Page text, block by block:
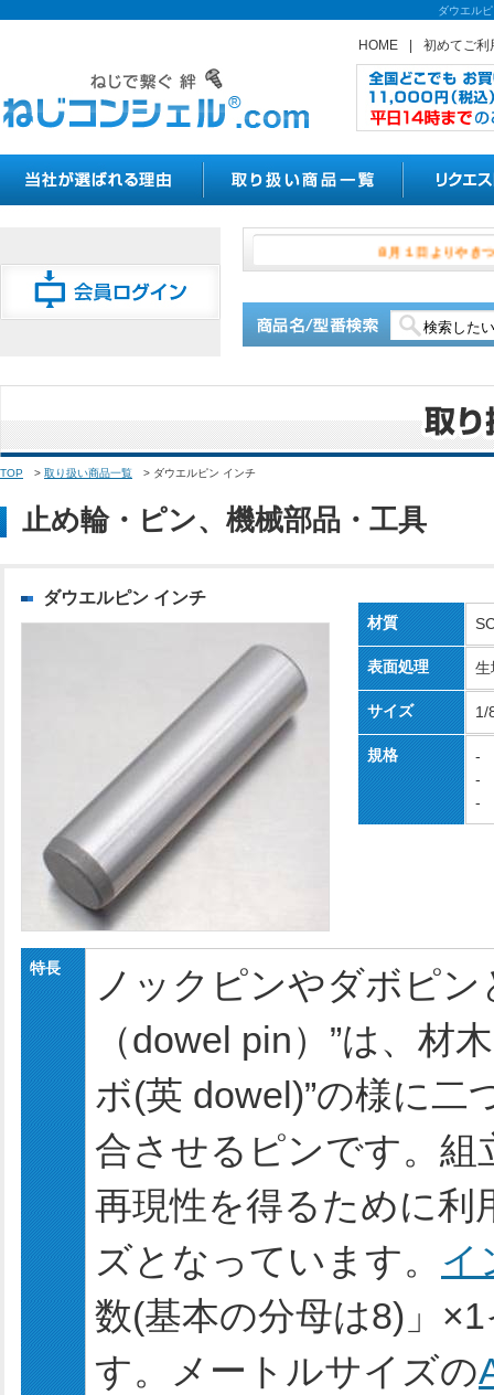
ダウエル
HOME 初めてご利
８月１日
TOP > 取り扱い商品一覧 > ダウエルピン インチ
止め輪・ピン、機械部品・工具
ダウエルピン インチ
材質
表面処理 生
サイズ 1/
規格
-
-
-
特長
ノックピンやダボピ
（dowel pin）”は、材
ボ(英 dowel)”の様に二
合させるピンです。組
再現性を得るために
ズとなっています。 イ
数(基本の分母は8)」
す。メートルサイズの